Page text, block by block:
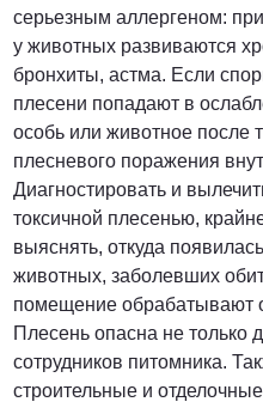
серьезным аллергеном:
у животных развиваются
бронхиты, астма. Если
плесени попадают в
особь или животное после
плесневого поражения
Диагностировать и
токсичной плесенью,
выяснять, откуда
животных, заболевших
помещение обрабатывают
Плесень опасна не только
сотрудников питомника.
строительные и